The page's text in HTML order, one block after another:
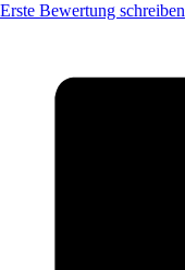
Erste Bewertung schreiben